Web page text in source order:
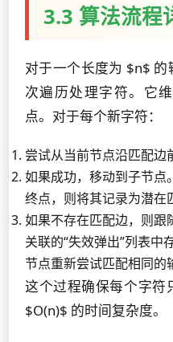
3.3 算法流程
对于一个长度为 $n$
次遍历处理字符。它
点。对于每个新字符：
尝试从当前节点沿匹配边
如果成功，移动到子节点
终点，则将其记录为潜在
如果不存在匹配边，则跟
关联的“失效弹出”列表中
节点重新尝试匹配相同的
这个过程确保每个字符
$O(n)$ 的时间复杂度。